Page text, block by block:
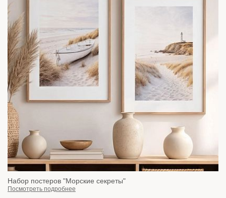
Набор постеров "Морские секреты"
Посмотреть подробнее